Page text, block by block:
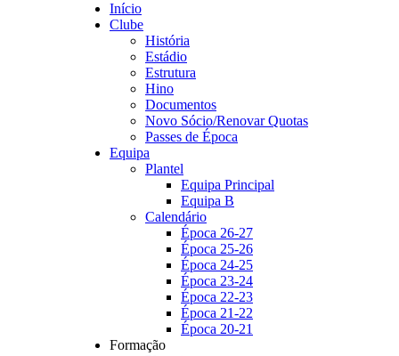
Início
Clube
História
Estádio
Estrutura
Hino
Documentos
Novo Sócio/Renovar Quotas
Passes de Época
Equipa
Plantel
Equipa Principal
Equipa B
Calendário
Época 26-27
Época 25-26
Época 24-25
Época 23-24
Época 22-23
Época 21-22
Época 20-21
Formação